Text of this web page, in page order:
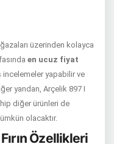
üzerinden kolayca
en ucuz fiyat
yapabilir ve
yandan, Arçelik 897 I
diğer ürünleri de
olacaktır.
Özellikleri